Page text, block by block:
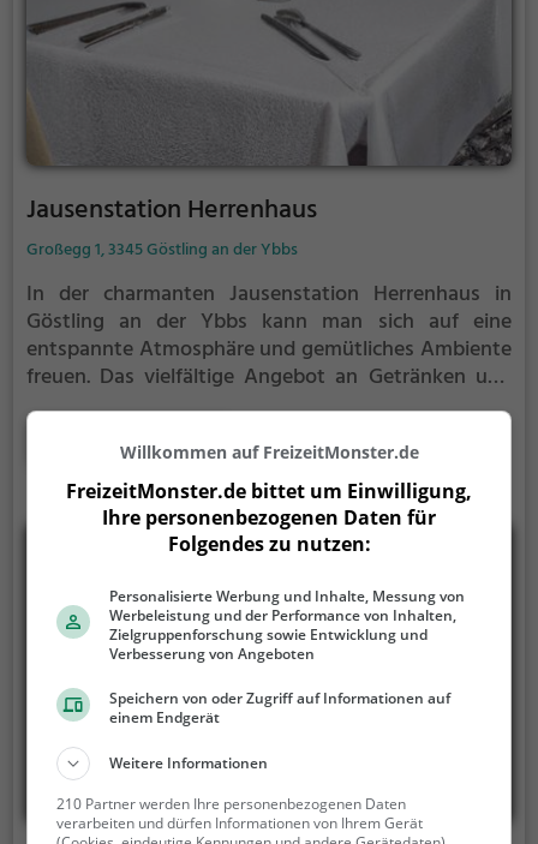
Jausenstation Herrenhaus
Großegg 1, 3345 Göstling an der Ybbs
In der charmanten Jausenstation Herrenhaus in
Göstling an der Ybbs kann man sich auf eine
entspannte Atmosphäre und gemütliches Ambiente
freuen. Das vielfältige Angebot an Getränken und
Speisen lädt dazu ein, sich verwöhnen zu lassen und
oder Vegetarier, hier kommt jeder auf seine Kosten.
Die vegetarischen Gerichte sind besonders
empfehlenswert und sorgen für kulinarische
Höhepunkte. Ein Besuch in der Jausenstation
malerischer Umgebung.
Mehr erfahren
Willkommen auf FreizeitMonster.de
FreizeitMonster.de bittet um Einwilligung,
Ihre personenbezogenen Daten für
Folgendes zu nutzen:
Personalisierte Werbung und Inhalte, Messung von
Werbeleistung und der Performance von Inhalten,
Zielgruppenforschung sowie Entwicklung und
Verbesserung von Angeboten
Speichern von oder Zugriff auf Informationen auf
einem Endgerät
Weitere Informationen
210 Partner werden Ihre personenbezogenen Daten
verarbeiten und dürfen Informationen von Ihrem Gerät